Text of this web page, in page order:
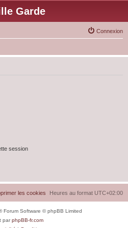
Garde
Connexion
session
Heures au format UTC+02:00
les cookies
Forum Software © phpBB Limited
parphpBB-fr.com